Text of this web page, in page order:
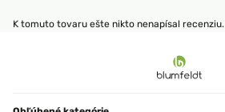
K tomuto tovaru ešte nikto nenapísal recenziu.